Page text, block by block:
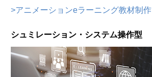
>アニメーションeラーニング教材制作
シュミレーション・システム操作型